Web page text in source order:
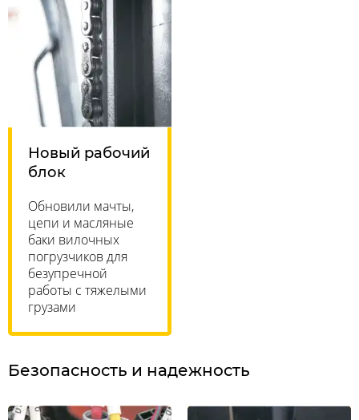
Новый рабочий
блок
Обновили мачты,
цепи и масляные
баки вилочных
погрузчиков для
безупречной
работы с тяжелыми
грузами
Безопасность и надежность